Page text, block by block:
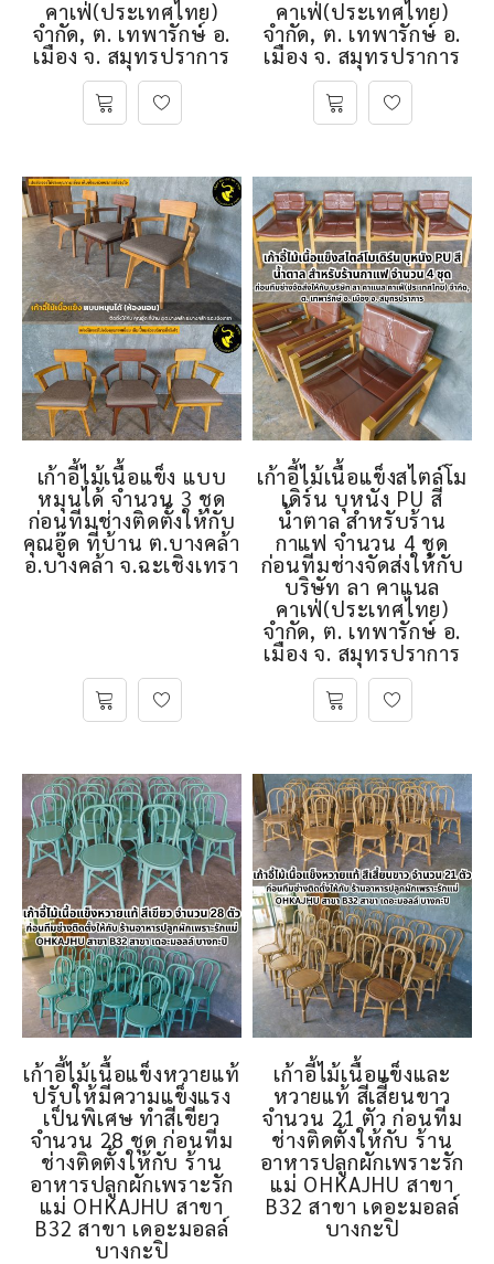
คาเฟ่(ประเทศไทย)
จำกัด, ต. เทพารักษ์ อ.
เมือง จ. สมุทรปราการ
คาเฟ่(ประเทศไทย)
จำกัด, ต. เทพารักษ์ อ.
เมือง จ. สมุทรปราการ
เก้าอี้ไม้เนื้อแข็ง แบบ
หมุนได้ จำนวน 3 ชุด
ก่อนทีมช่างติดตั้งให้กับ
คุณอู๊ด ที่บ้าน ต.บางคล้า
อ.บางคล้า จ.ฉะเชิงเทรา
เก้าอี้ไม้เนื้อแข็งสไตล์โม
เดิร์น บุหนัง PU สี
น้ำตาล สำหรับร้าน
กาแฟ จำนวน 4 ชุด
ก่อนทีมช่างจัดส่งให้กับ
บริษัท ลา คาแนล
คาเฟ่(ประเทศไทย)
จำกัด, ต. เทพารักษ์ อ.
เมือง จ. สมุทรปราการ
เก้าอี้ไม้เนื้อแข็งหวายแท้
ปรับให้มีความแข็งแรง
เป็นพิเศษ ทำสีเขียว
จำนวน 28 ชุด ก่อนทีม
ช่างติดตั้งให้กับ ร้าน
อาหารปลูกผักเพราะรัก
แม่ OHKAJHU สาขา
B32 สาขา เดอะมอลล์
บางกะปิ
เก้าอี้ไม้เนื้อแข็งและ
หวายแท้ สีเสี้ยนขาว
จำนวน 21 ตัว ก่อนทีม
ช่างติดตั้งให้กับ ร้าน
อาหารปลูกผักเพราะรัก
แม่ OHKAJHU สาขา
B32 สาขา เดอะมอลล์
บางกะปิ